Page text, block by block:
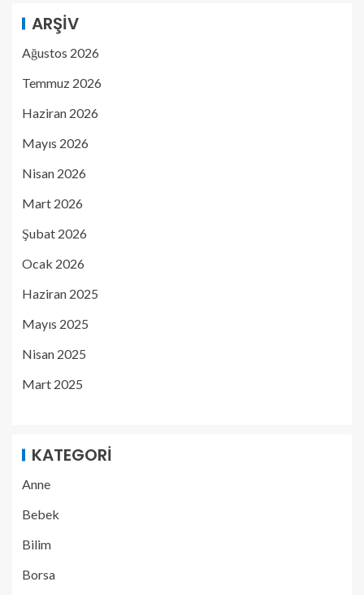
ARŞIV
Ağustos 2026
Temmuz 2026
Haziran 2026
Mayıs 2026
Nisan 2026
Mart 2026
Şubat 2026
Ocak 2026
Haziran 2025
Mayıs 2025
Nisan 2025
Mart 2025
KATEGORI
Anne
Bebek
Bilim
Borsa